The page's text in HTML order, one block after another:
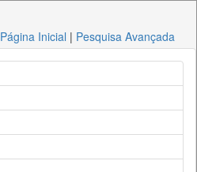
Página Inicial | Pesquisa Avançada